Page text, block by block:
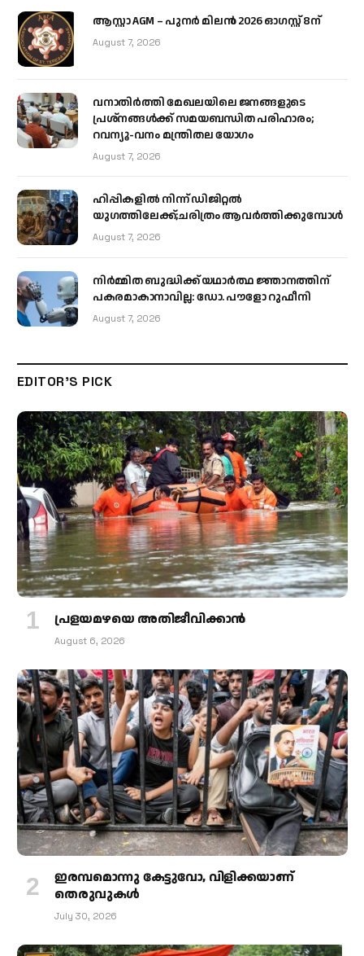
ആസ്റ്റാ AGM – പുനർ മിലൻ 2026 ഓഗസ്റ്റ് 8ന്
August 7, 2026
വനാതിർത്തി മേഖലയിലെ ജനങ്ങളുടെ
പ്രശ്നങ്ങൾക്ക് സമയബന്ധിത പരിഹാരം;
റവന്യൂ-വനം മന്ത്രിതല യോഗം
August 7, 2026
ഹിപ്പികളില്‍ നിന്ന് ഡിജിറ്റല്‍
യുഗത്തിലേക്ക്;ചരിത്രം ആവര്‍ത്തിക്കുമ്പോള്‍
August 7, 2026
നിർമ്മിത ബുദ്ധിക്ക് യഥാർത്ഥ ജ്ഞാനത്തിന്
പകരമാകാനാവില്ല: ഡോ. പൗളോ റുഫീനി
August 7, 2026
EDITOR'S PICK
പ്രളയമഴയെ അതിജീവിക്കാന്‍
August 6, 2026
ഇരമ്പമൊന്നു കേട്ടുവോ, വിളിക്കയാണ്
തെരുവുകള്‍
July 30, 2026